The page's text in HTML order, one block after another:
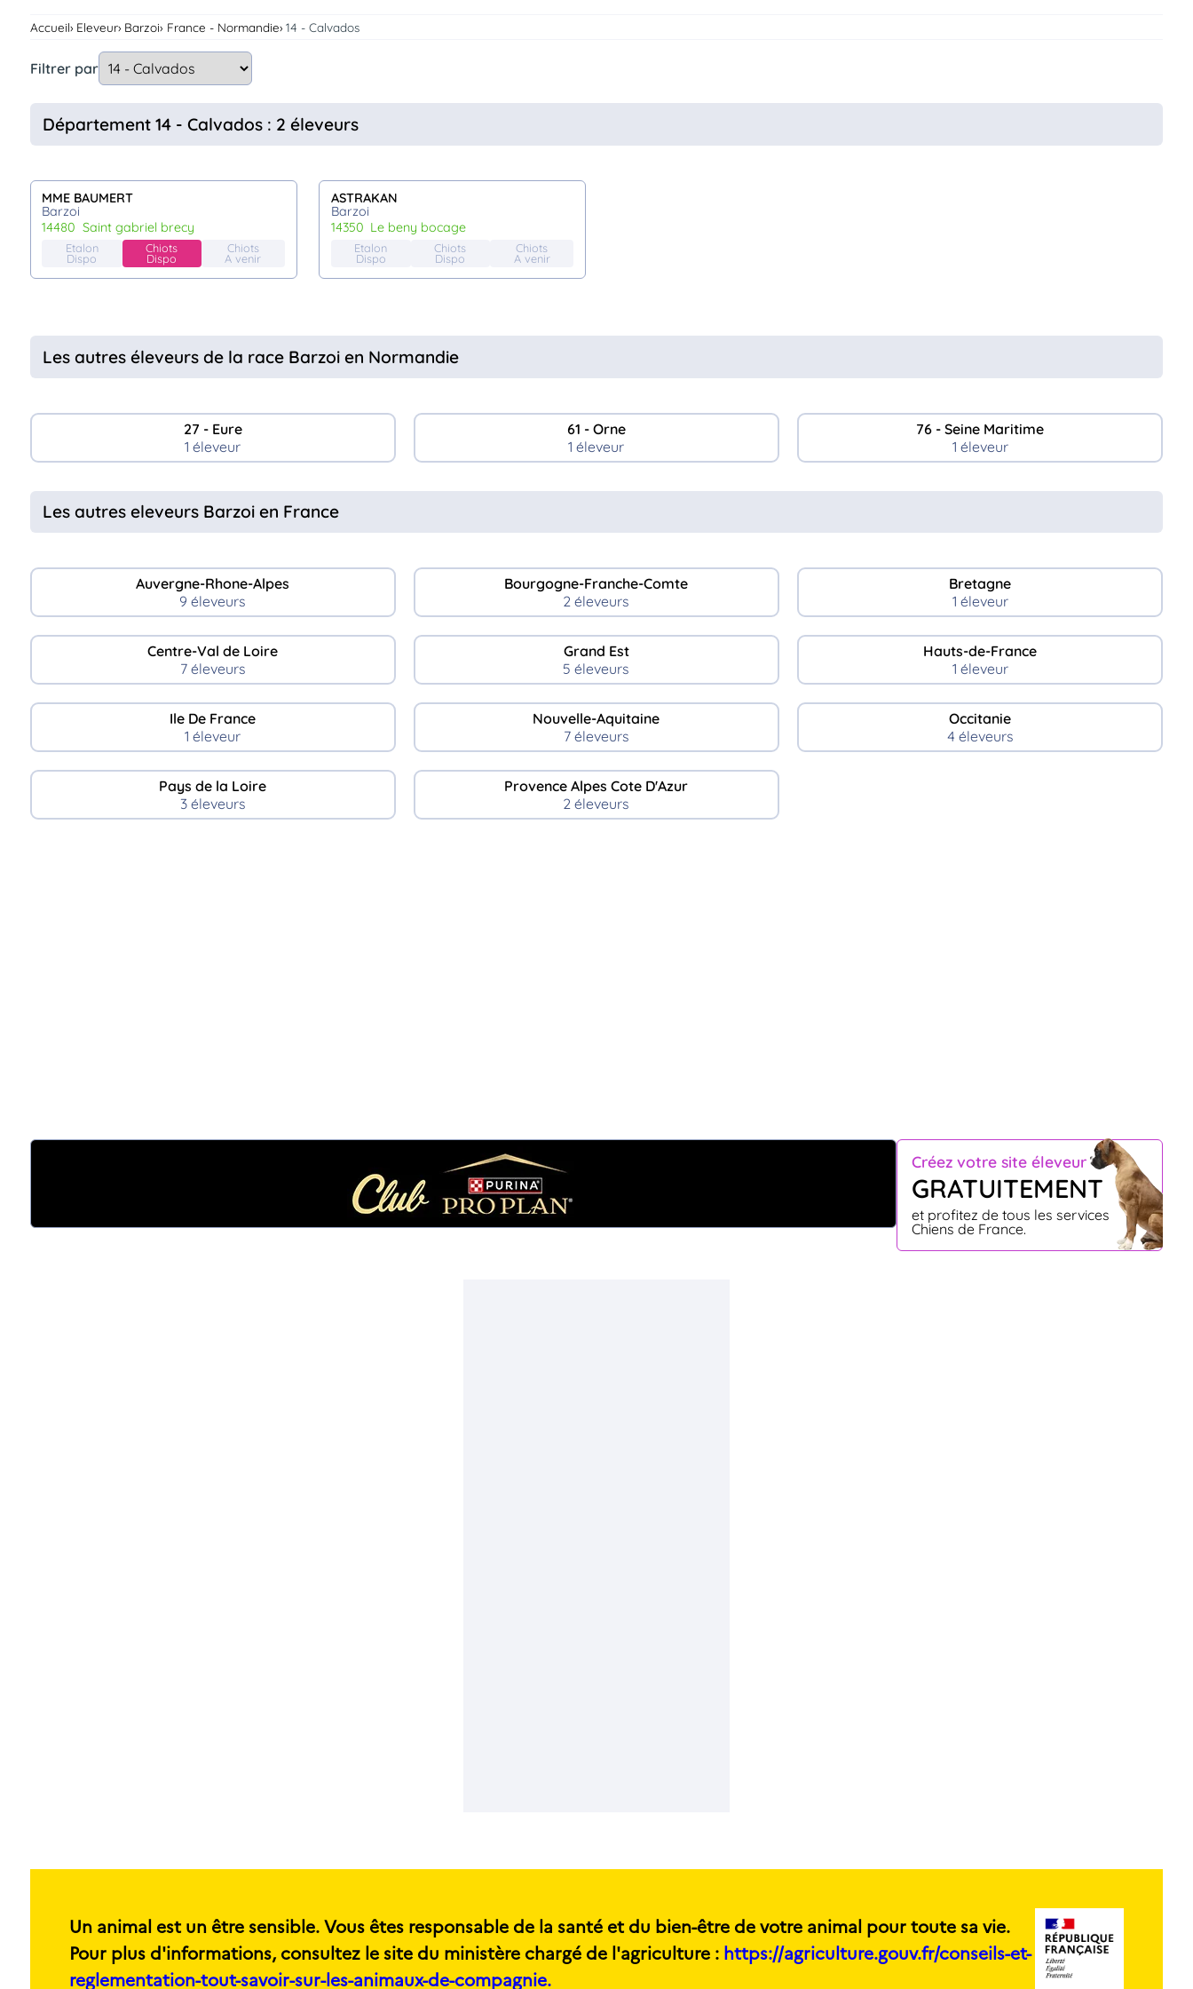
Connexion
Accueil Eleveur Barzoi France - Normandie 14 - Calvados
Filtrer par
Département 14 - Calvados : 2 éleveurs
MME BAUMERT
Barzoi
14480
saint gabriel brecy
Etalon
Dispo
Chiots
Dispo
Chiots
A venir
ASTRAKAN
Barzoi
14350
le beny bocage
Etalon
Dispo
Chiots
Dispo
Chiots
A venir
Les autres éleveurs de la race Barzoi en Normandie
27 - Eure
1 éleveur
61 - Orne
1 éleveur
76 - Seine Maritime
1 éleveur
Les autres eleveurs Barzoi en France
Auvergne-Rhone-Alpes
9 éleveurs
Bourgogne-Franche-Comte
2 éleveurs
Bretagne
1 éleveur
Centre-Val de Loire
7 éleveurs
Grand Est
5 éleveurs
Hauts-de-France
1 éleveur
Ile De France
1 éleveur
Nouvelle-Aquitaine
7 éleveurs
Occitanie
4 éleveurs
Pays de la Loire
3 éleveurs
Provence Alpes Cote D'Azur
2 éleveurs
Créez votre site éleveur
GRATUITEMENT
et profitez de tous les services
Chiens de France.
Un animal est un être sensible. Vous êtes responsable de la santé et du bien-être de votre animal pour toute sa vie.
Pour plus d'informations, consultez le site du ministère chargé de l'agriculture : https://agriculture.gouv.fr/conseils-et-
reglementation-tout-savoir-sur-les-animaux-de-compagnie.